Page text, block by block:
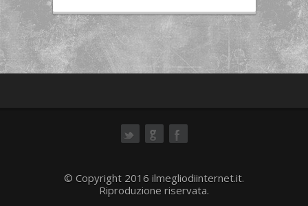
© Copyright 2016 ilmegliodiinternet.it.
Riproduzione riservata.